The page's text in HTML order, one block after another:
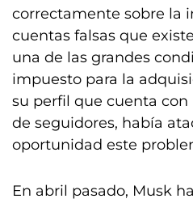
correctamente sobre la
cuentas falsas que
una de las grandes
impuesto para la
su perfil que cuenta
de seguidores, había
oportunidad este
En abril pasado, Musk